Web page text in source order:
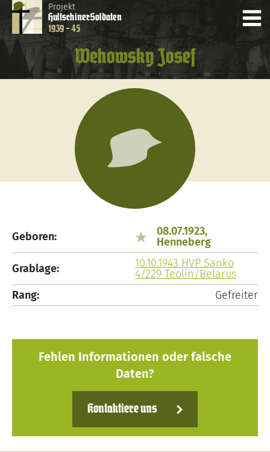
Projekt
HultschinerSoldaten
1939 - 45
Wehowsky Josef
Geboren:
08.07.1923,
Henneberg
Grablage:
10.10.1943 HVP Sanko
4/229 Teolin/Belarus
Rang:
Gefreiter
Fehlen Informationen oder falsche
Daten?
Kontaktiere uns